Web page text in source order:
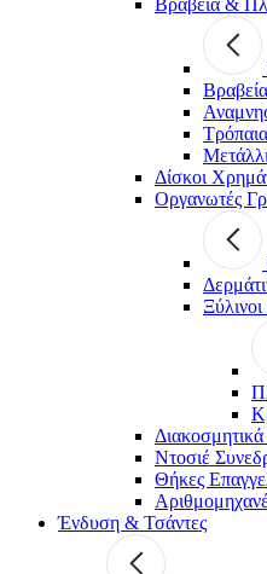
Βραβεία
Τρόπαια
Δίσκοι
Οργανωτές
Ντοσιέ
Θήκες
Ένδυση & Τσάντες